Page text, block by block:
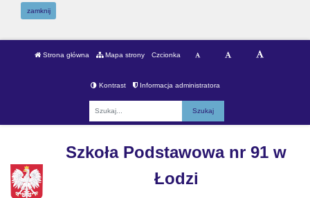
zamknij
Strona główna Mapa strony Czcionka
Kontrast Informacja administratora
Szkoła Podstawowa nr 91 w
Łodzi